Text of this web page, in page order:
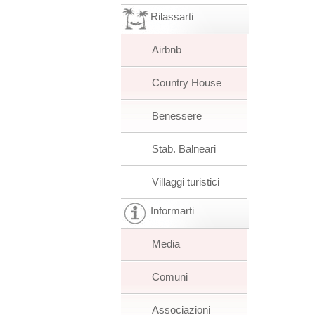
Rilassarti
Airbnb
Country House
Benessere
Stab. Balneari
Villaggi turistici
Informarti
Media
Comuni
Associazioni